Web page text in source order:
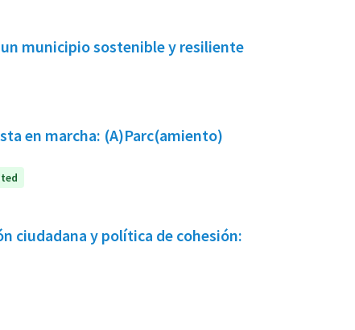
municipio sostenible y resiliente
en marcha: (A)Parc(amiento)
ciudadana y política de cohesión: